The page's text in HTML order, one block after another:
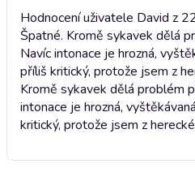
Hodnocení uživatele David z
Špatné. Kromě sykavek dělá
Navíc intonace je hrozná,
příliš kritický, protože jsem z
Kromě sykavek dělá problém
intonace je hrozná,
kritický, protože jsem z